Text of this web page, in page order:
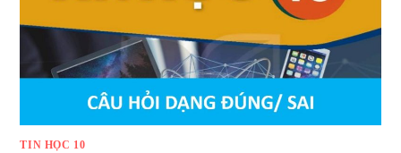
TIN HỌC 10